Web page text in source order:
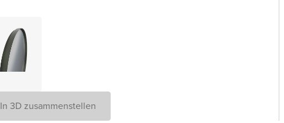
In 3D zusammenstellen